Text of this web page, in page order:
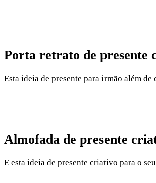
Porta retrato de presente
Esta ideia de presente para irmão além
Almofada de presente
E esta ideia de presente criativo para o